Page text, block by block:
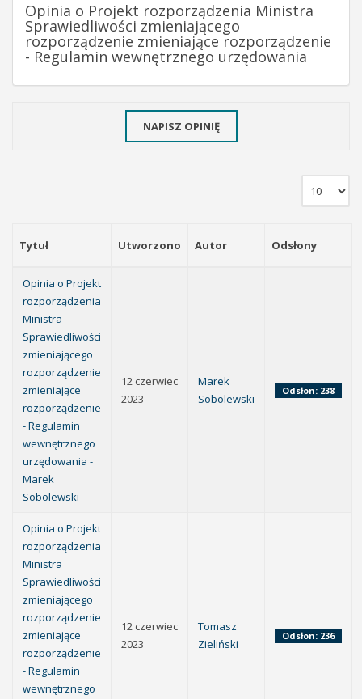
Opinia o Projekt rozporządzenia Ministra
Sprawiedliwości zmieniającego
rozporządzenie zmieniające rozporządzenie
- Regulamin wewnętrznego urzędowania
NAPISZ OPINIĘ
Tytuł Utworzono Autor Odsłony
Opinia o Projekt
rozporządzenia
Ministra
Sprawiedliwości
zmieniającego
rozporządzenie
zmieniające
rozporządzenie
- Regulamin
wewnętrznego
urzędowania -
Marek
Sobolewski
12 czerwiec
2023
Marek
Sobolewski
Odsłon: 238
Opinia o Projekt
rozporządzenia
Ministra
Sprawiedliwości
zmieniającego
rozporządzenie
zmieniające
rozporządzenie
- Regulamin
wewnętrznego
12 czerwiec
2023
Tomasz
Zieliński
Odsłon: 236